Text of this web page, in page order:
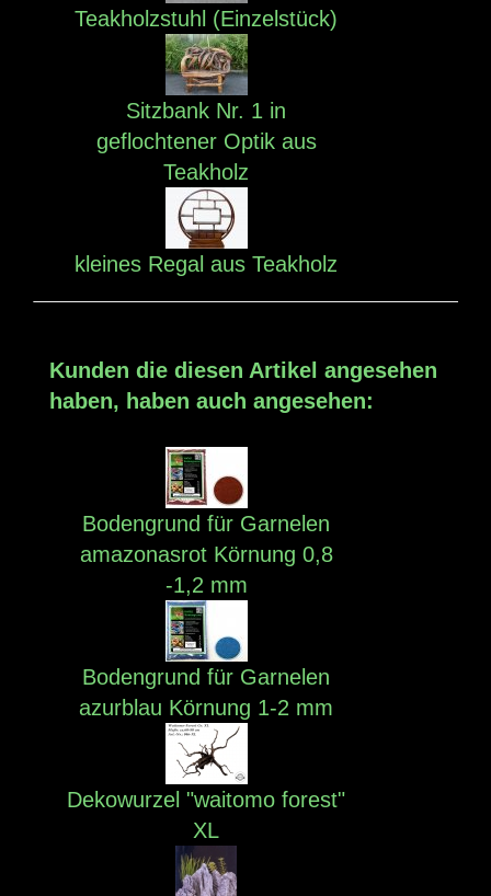
Teakholzstuhl (Einzelstück)
Sitzbank Nr. 1 in
geflochtener Optik aus
Teakholz
kleines Regal aus Teakholz
Kunden die diesen Artikel angesehen
haben, haben auch angesehen:
Bodengrund für Garnelen
amazonasrot Körnung 0,8
-1,2 mm
Bodengrund für Garnelen
azurblau Körnung 1-2 mm
Dekowurzel "waitomo forest"
XL